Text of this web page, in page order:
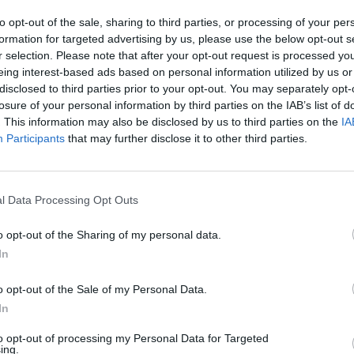
opt-out of the sale, sharing to third parties, or processing of your
for targeted advertising by us, please use the below opt-out
selection. Please note that after your opt-out request is processed
interest-based ads based on personal information utilized by us
to third parties prior to your opt-out. You may separately
of your personal information by third parties on the IAB’s list of
This information may also be disclosed by us to third parties on the
Participants that may further disclose it to other third parties.
Data Processing Opt Outs
opt-out of the Sharing of my personal data.
opt-out of the Sale of my Personal Data.
opt-out of processing my Personal Data for Targeted
istorijomis.
Justė Zinkevičiūtė Atostogos
liko
medžius